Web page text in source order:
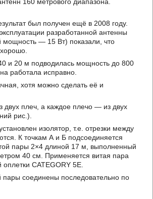
был получен ещё в 2008 году.
разработанной антенны
мощность — 15 Вт) показали, что
и 20 м подводилась мощность до 800
работала исправно.
хотя можно сделать её и
двух плеч, а каждое плечо — из двух
рис.).
изолятор, т.е. отрезки между
К точкам А и Б подсоединяется
пары 2×4 длиной 17 м, выполненный
40 см. Применяется витая пара
СATEGORY 5Е.
пары соединены последовательно по